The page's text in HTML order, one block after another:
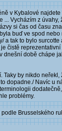
v Kybalové
Vycházím z
si čas od času
buď ve spod
tak to bylo
čistě
době chápe
by nikdo neřekl,
dopadne./ Navíc u
problémy.
Brusselského